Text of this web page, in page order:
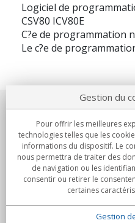
Logiciel de
CSV80 ICV80E
C?e de programmation
Le c?e de
Notre société
Engagements
Achats
Gestion du
Pour offrir les meilleures
technologies telles que les
informations du dispositif. Le
nous permettra de traiter des
de navigation ou les
consentir ou retirer le
certaines
Gestion